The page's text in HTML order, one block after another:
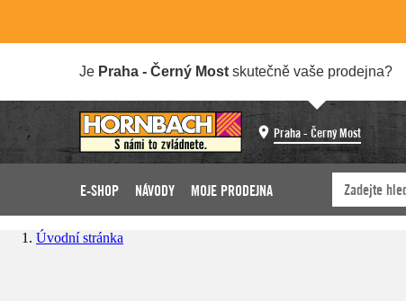
Je Praha - Černý Most skutečně vaše prodejna?
Praha - Černý Most
E-SHOP NÁVODY MOJE PRODEJNA
Úvodní stránka